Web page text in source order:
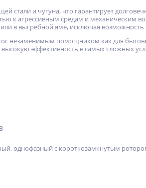
стали и чугуна, что гарантирует
к агрессивным средам и механическим
в выгребной яме, исключая возможность
незаменимым помощником как для
эффективность в самых сложных
однофазный с короткозамкнутым